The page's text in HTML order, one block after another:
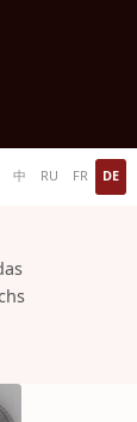
中 RU FR DE